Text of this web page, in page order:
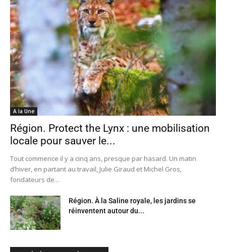
A la Une
Région. Protect the Lynx : une mobilisation
locale pour sauver le...
Tout commence il y a cinq ans, presque par hasard. Un matin
d’hiver, en partant au travail, Julie Giraud et Michel Gros,
fondateurs de...
Région. À la Saline royale, les jardins se
réinventent autour du...